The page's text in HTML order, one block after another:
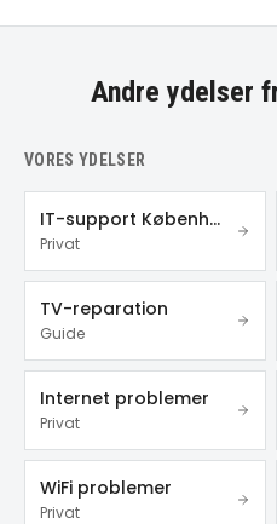
Andre ydelser
VORES YDELSER
IT-support København
Privat
TV-reparation
Guide
Internet problemer
Privat
WiFi problemer
Privat